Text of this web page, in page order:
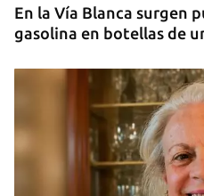
En la Vía Blanca surgen
gasolina en botellas de